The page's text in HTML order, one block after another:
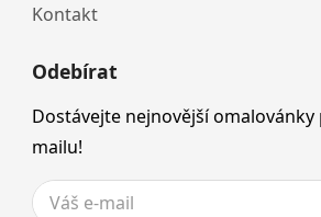
Kontakt
Odebírat
Dostávejte nejnovější
mailu!